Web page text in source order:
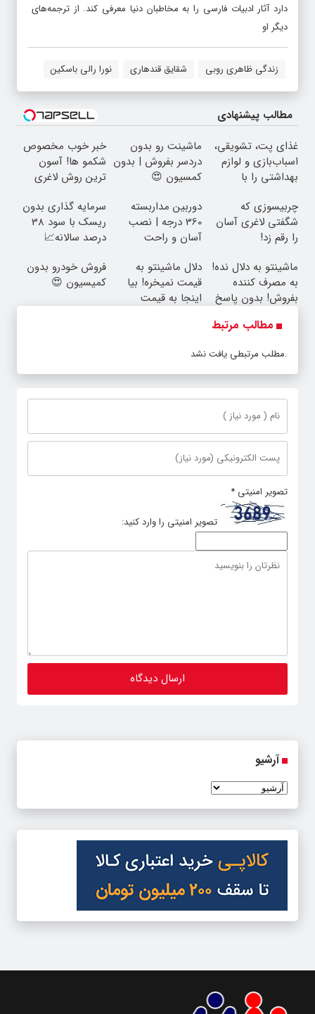
دارد آثار ادبیات فارسی را به مخاطبان دنیا معرفی کند. از ترجمه‌های
دیگر او
زندگی ظاهری روبی شقایق قندهاری نورا رالی باسکین
مطالب پیشنهادی
غذای پت، تشویقی،
اسباب‌بازی و لوازم
بهداشتی را با
ماشینت رو بدون
دردسر بفروش | بدون
کمسیون 😍
خبر خوب مخصوص
شکمو ها! آسون
ترین روش لاغری
چربیسوزی که
شگفتی لاغری آسان
را رقم زد!
دوربین مداربسته
360 درجه | نصب
آسان و راحت
سرمایه گذاری بدون
ریسک با سود 38
درصد سالانه📈
ماشینتو به دلال نده!
به مصرف کننده
بفروش! بدون پاسخ
دلال ماشینتو به
قیمت نمیخره! بیا
اینجا به قیمت
فروش خودرو بدون
کمیسیون 😍
مطالب مرتبط
مطلب مرتبطی یافت نشد.
تصویر امنیتی *
تصویر امنیتی را وارد کنید:
آرشیو